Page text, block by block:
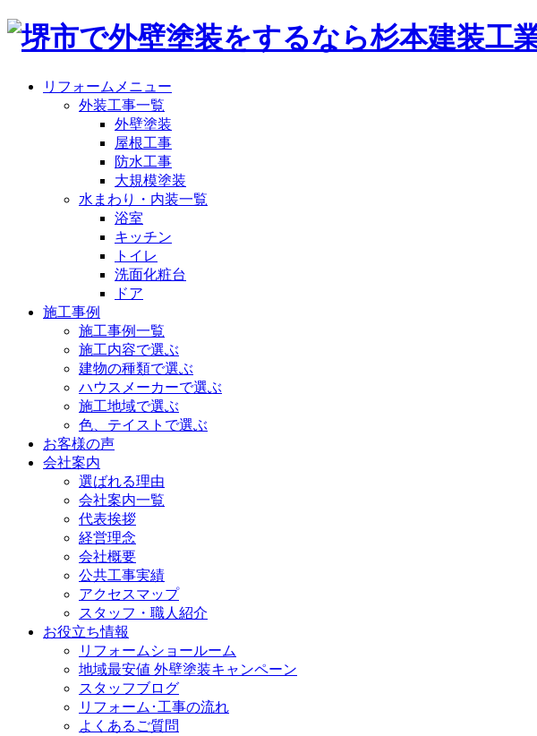
リフォームメニュー
外装工事一覧
外壁塗装
屋根工事
防水工事
大規模塗装
水まわり・内装一覧
浴室
キッチン
トイレ
洗面化粧台
ドア
施工事例
施工事例一覧
施工内容で選ぶ
建物の種類で選ぶ
ハウスメーカーで選ぶ
施工地域で選ぶ
色、テイストで選ぶ
お客様の声
会社案内
選ばれる理由
会社案内一覧
代表挨拶
経営理念
会社概要
公共工事実績
アクセスマップ
スタッフ・職人紹介
お役立ち情報
リフォームショールーム
地域最安値 外壁塗装キャンペーン
スタッフブログ
リフォーム･工事の流れ
よくあるご質問